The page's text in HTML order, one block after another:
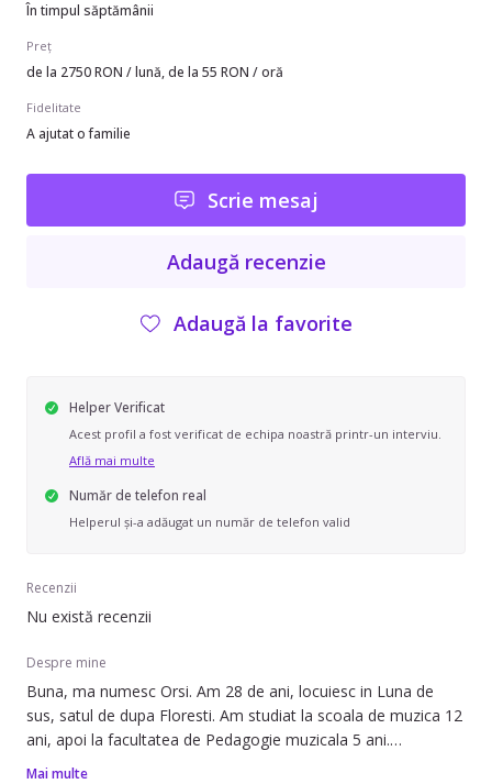
În timpul săptămânii
Preț
de la 2750 RON / lună, de la 55 RON / oră
Fidelitate
A ajutat o familie
Scrie mesaj
Adaugă recenzie
Adaugă la favorite
Helper Verificat
Acest profil a fost verificat de echipa noastră printr-un interviu.
Află mai multe
Număr de telefon real
Helperul și-a adăugat un număr de telefon valid
Recenzii
Nu există recenzii
Despre mine
Buna, ma numesc Orsi. Am 28 de ani, locuiesc in Luna de
sus, satul de dupa Floresti. Am studiat la scoala de muzica 12
ani, apoi la facultatea de Pedagogie muzicala 5 ani.
Pana acum am lucrat ca si vanzatoare,dar asi dorii sa pot sa
Mai multe